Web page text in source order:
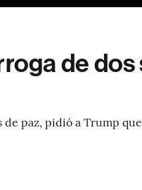
de dos
paz, pidió a Trump